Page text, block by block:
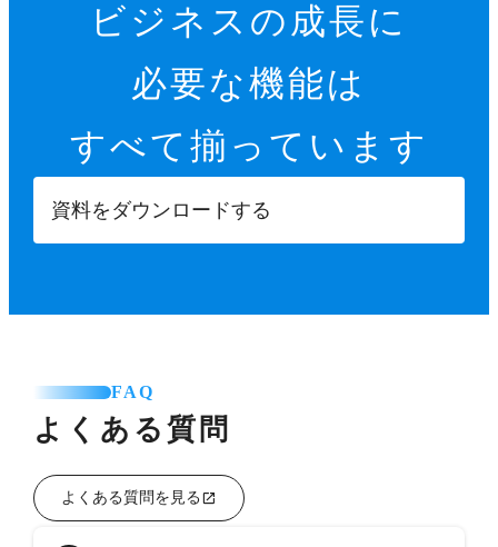
ビジネスの成長に
必要な機能は
すべて揃っています
資料をダウンロードする
FAQ
よくある質問
よくある質問を見る